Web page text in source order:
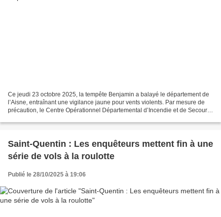
Ce jeudi 23 octobre 2025, la tempête Benjamin a balayé le département de
l’Aisne, entraînant une vigilance jaune pour vents violents. Par mesure de
précaution, le Centre Opérationnel Départemental d’Incendie et de Secours
Saint-Quentin : Les enquêteurs mettent fin à une
série de vols à la roulotte
Publié le 28/10/2025 à 19:06